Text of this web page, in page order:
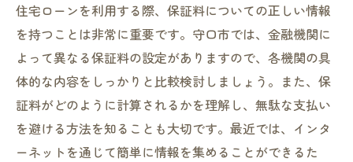
住宅ローンを利用する際、保証料についての正しい情報
を持つことは非常に重要です。守口市では、金融機関に
よって異なる保証料の設定がありますので、各機関の具
体的な内容をしっかりと比較検討しましょう。また、保
証料がどのように計算されるかを理解し、無駄な支払い
を避ける方法を知ることも大切です。最近では、インタ
ーネットを通じて簡単に情報を集めることができるた